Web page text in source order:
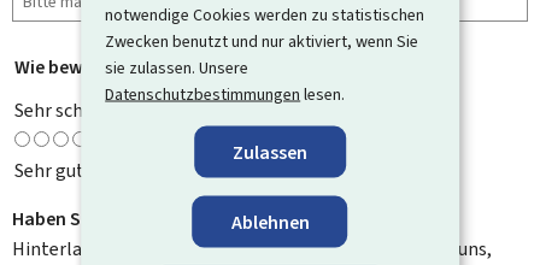
notwendige Cookies werden zu statistischen
Zwecken benutzt und nur aktiviert, wenn Sie
sie zulassen. Unsere
Datenschutzbestimmungen lesen.
Zulassen
Ablehnen
Wie bewerten Sie diese Seite?
Sehr schlecht
Sehr gut
Haben Sie Verbesserungsvorschläge?
Hinterlassen Sie uns einen Kommentar und helfen Sie uns,